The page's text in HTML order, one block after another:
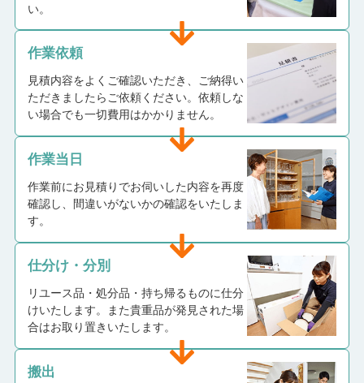
い。
作業依頼
見積内容をよくご確認いただき、ご納得い
ただきましたらご依頼ください。依頼しな
い場合でも一切費用はかかりません。
作業当日
作業前にお見積りでお伺いした内容を再度
確認し、間違いがないかの確認をいたしま
す。
仕分け・分別
リユース品・処分品・持ち帰るものに仕分
けいたします。また貴重品が発見された場
合はお取り置きいたします。
搬出